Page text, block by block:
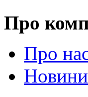
Про
Про
Новини